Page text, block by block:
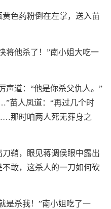
色药粉倒在左掌，送入苗
将他杀了！”南小姐大吃一
道：“他是你杀父仇人。”
苗人凤道：“再过几个时
那时咱两人死无葬身之
鞘，眼见蒋调侯眼中露出
敢，这杀人的一刀如何砍
是杀我！”南小姐吃了一